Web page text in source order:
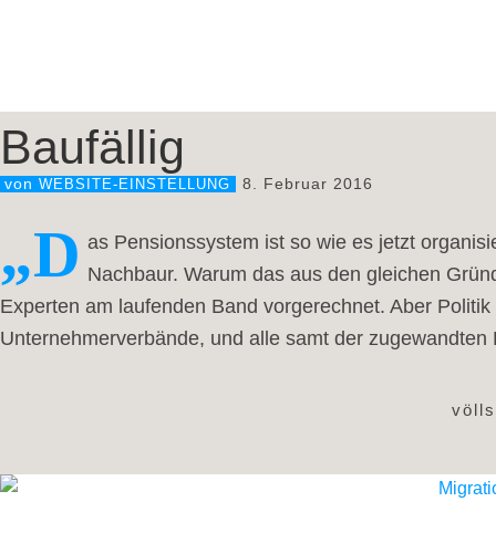
Baufällig
von WEBSITE-EINSTELLUNG 8. Februar 2016
„D as Pensionssystem ist so wie es jetzt
Nachbaur. Warum das aus den gleichen
Experten am laufenden Band vorgerechnet. Aber
Unternehmerverbände, und alle samt der